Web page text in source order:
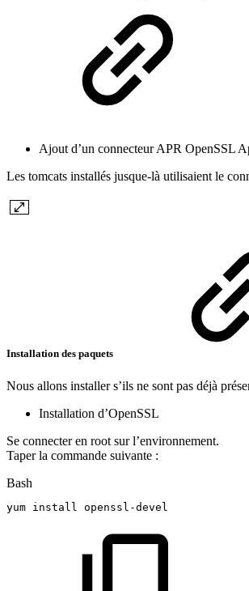
Ajout d’un connecteur APR OpenSSL
Les tomcats installés jusque-là utilisaient le
Installation des paquets
Nous allons installer s’ils ne sont pas déjà
Installation d’OpenSSL
Se connecter en root sur l’environnement.
Taper la commande suivante :
Bash
yum install openssl-devel